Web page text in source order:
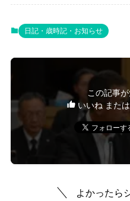
日記・歳時記・お知らせ
この記事
いいね また
よかったら